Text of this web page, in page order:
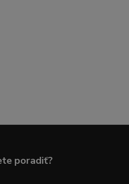
poradiť?